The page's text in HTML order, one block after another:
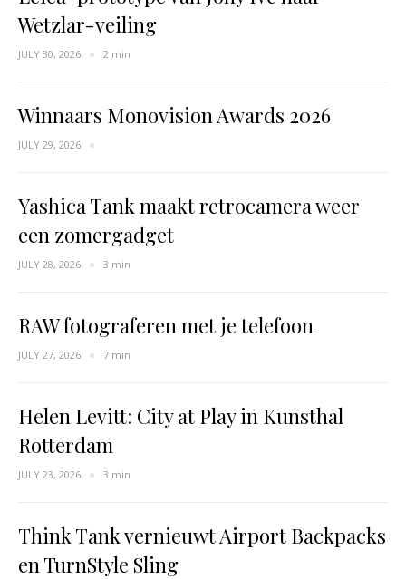
Wetzlar-veiling
JULY 30, 2026 2 min
Winnaars Monovision Awards 2026
JULY 29, 2026
Yashica Tank maakt retrocamera weer
een zomergadget
JULY 28, 2026 3 min
RAW fotograferen met je telefoon
JULY 27, 2026 7 min
Helen Levitt: City at Play in Kunsthal
Rotterdam
JULY 23, 2026 3 min
Think Tank vernieuwt Airport Backpacks
en TurnStyle Sling